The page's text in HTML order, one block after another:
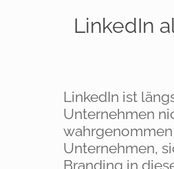
LinkedIn
LinkedIn ist
Unternehmen
Unternehmen,
Branding in